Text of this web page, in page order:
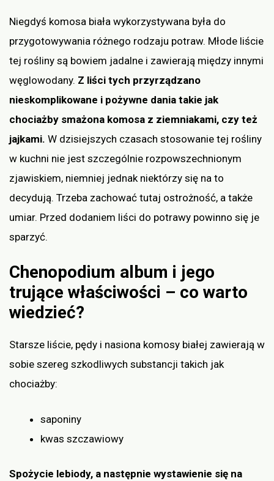
Niegdyś komosa biała wykorzystywana była do
przygotowywania różnego rodzaju potraw. Młode liście
tej rośliny są bowiem jadalne i zawierają między innymi
węglowodany. Z liści tych przyrządzano
nieskomplikowane i pożywne dania takie jak
chociażby smażona komosa z ziemniakami, czy też
jajkami. W dzisiejszych czasach stosowanie tej rośliny
w kuchni nie jest szczególnie rozpowszechnionym
zjawiskiem, niemniej jednak niektórzy się na to
decydują. Trzeba zachować tutaj ostrożność, a także
umiar. Przed dodaniem liści do potrawy powinno się je
sparzyć.
Chenopodium album i jego
trujące właściwości – co warto
wiedzieć?
Starsze liście, pędy i nasiona komosy białej zawierają w
sobie szereg szkodliwych substancji takich jak
chociażby:
saponiny
kwas szczawiowy
Spożycie lebiody, a następnie wystawienie się na